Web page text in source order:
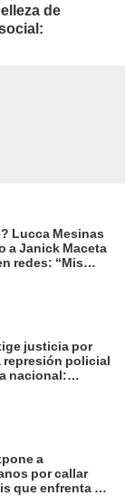
de
Lucca Mesinas
a Janick Maceta
redes: “Mis
justicia por
represión policial
nacional:
a
por callar
que enfrenta el